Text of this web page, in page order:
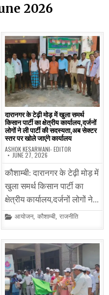
2026
दारानगर के टेढ़ी मोड़ में खुला समर्थ
किसान पार्टी का क्षेत्रीय कार्यालय,दर्जनों
लोगों ने ली पार्टी की सदस्यता,अब सेक्टर
स्तर पर खोले जाएंगे कार्यालय
ASHOK KESARWANI- EDITOR
JUNE 27, 2026
कौशाम्बी: दारानगर के टेढ़ी मोड़ में
खुला समर्थ किसान पार्टी का
क्षेत्रीय कार्यालय,दर्जनों लोगों ने…
Posted
आयोजन,कौशाम्बी,राजनीति